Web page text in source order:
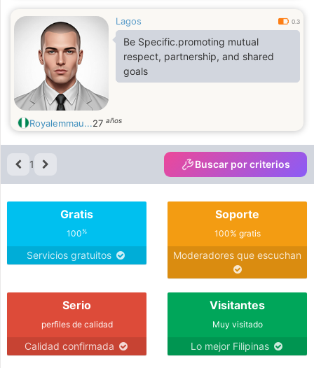
Lagos 0.3
Be Specific.promoting mutual
respect, partnership, and shared
goals
Royalemmau...27 años
1 Buscar por criterios
Gratis
100%
Servicios gratuitos
Soporte
100% gratis
Moderadores que escuchan
Serio
perfiles de calidad
Calidad confirmada
Visitantes
Muy visitado
Lo mejor Filipinas